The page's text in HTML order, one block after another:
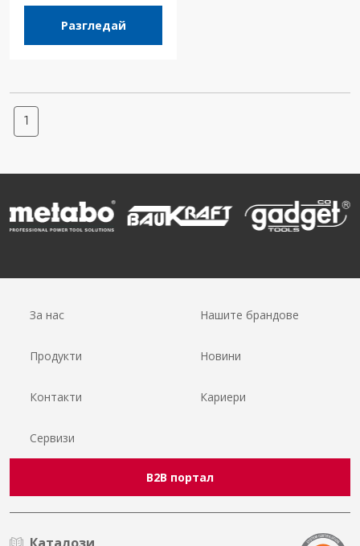
Разгледай
1
За нас Нашите брандове
Продукти Новини
Контакти Кариери
Сервизи
B2B портал